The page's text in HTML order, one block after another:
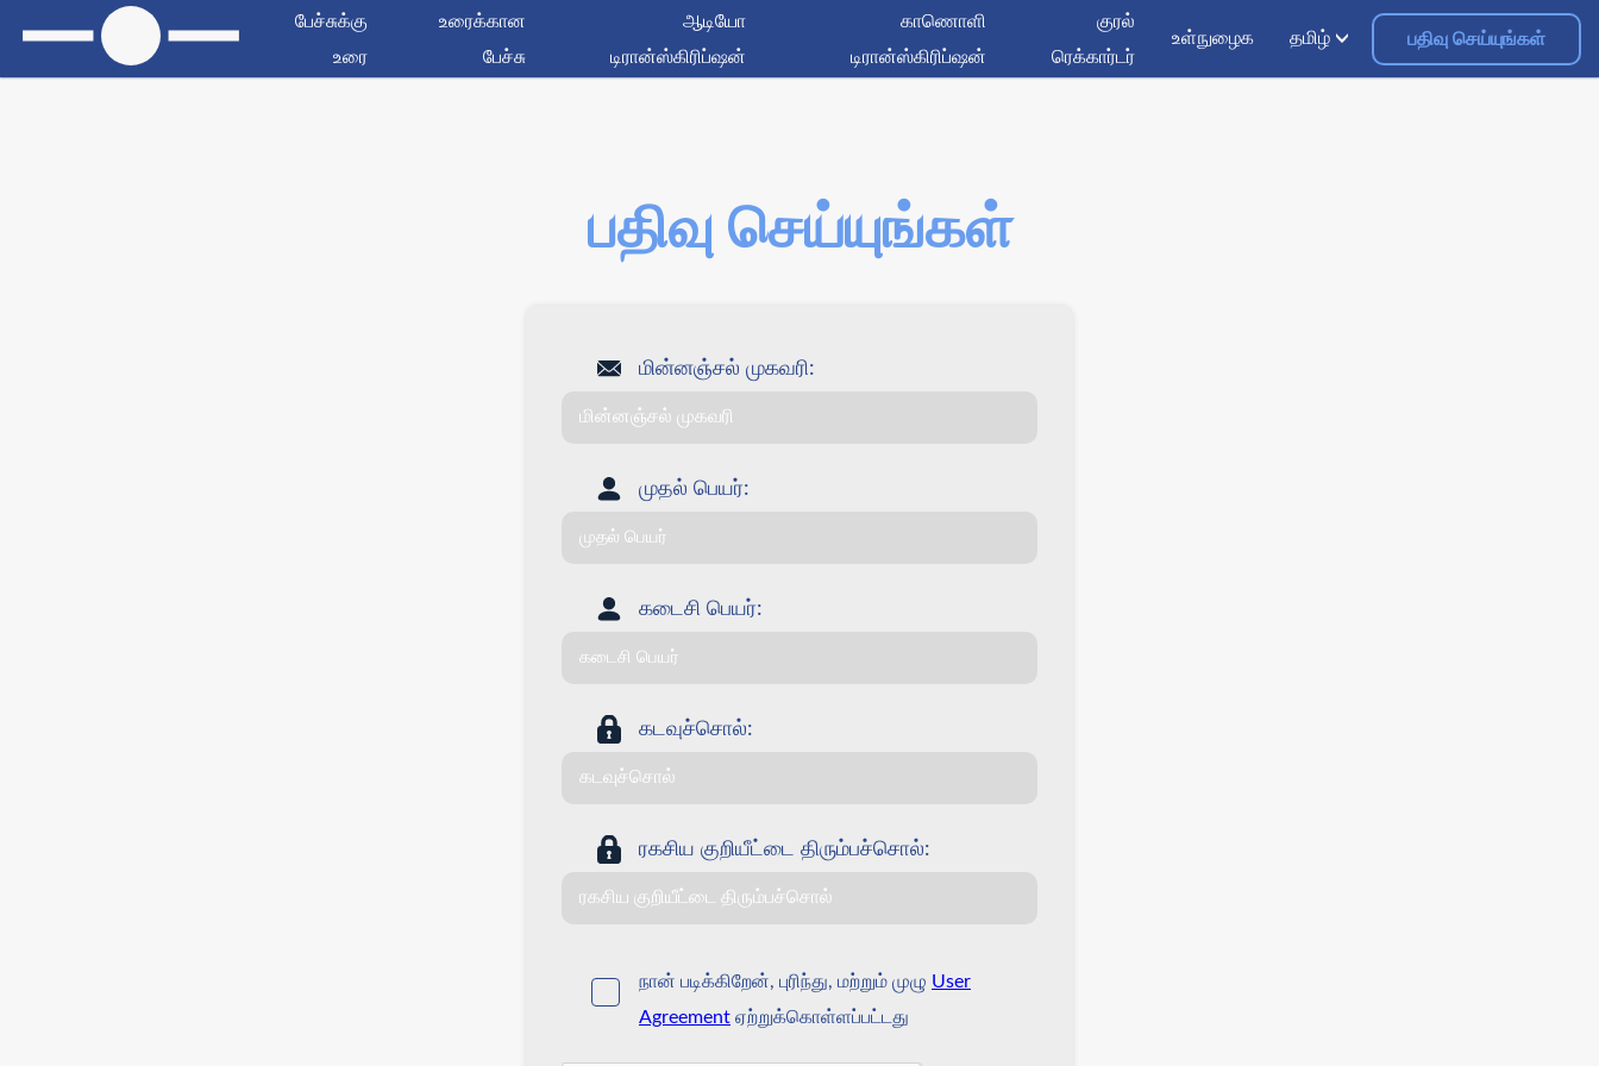
பேச்சுக்கு
உரை
உரைக்கான
பேச்சு
ஆடியோ
டிரான்ஸ்கிரிப்ஷன்
காணொளி
டிரான்ஸ்கிரிப்ஷன்
குரல்
ரெக்கார்டர்
உள்நுழைக தமிழ் பதிவு செய்யுங்கள்
பதிவு செய்யுங்கள்
மின்னஞ்சல் முகவரி:
முதல் பெயர்:
கடைசி பெயர்:
கடவுச்சொல்:
ரகசிய குறியீட்டை திரும்பச்சொல்:
நான் படிக்கிறேன், புரிந்து, மற்றும் முழு User
Agreement ஏற்றுக்கொள்ளப்பட்டது